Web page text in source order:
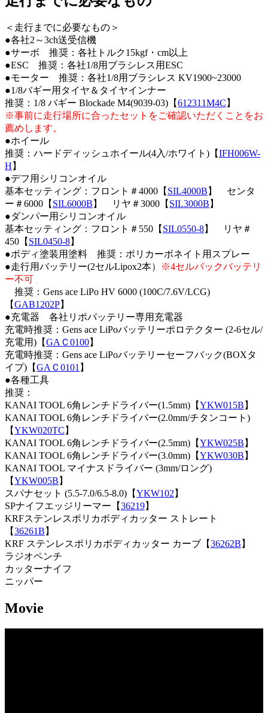
＜走行までに必要なもの＞
●各社2～3ch送受信機
●サーボ 推奨：各社トルク15kgf・cm以上
●ESC 推奨：各社1/8用ブラシレス用ESC
●モーター 推奨：各社1/8用ブラシレス KV1900~23000
●1/8バギー用タイヤ＆タイヤインナー
推奨：1/8 バギー Blockade M4(9039-03)【612311M4C 】
※事前に走行場所に合ったセットをご確認いただくことをお
薦めします。
●ホイール
推奨：ハードディッシュホイール(4入/ホワイト)【IFH006W-
H 】
●デフ用シリコンオイル
基本セッティング：フロント＃4000【 SIL4000B 】 センタ
ー＃6000【 SIL6000B 】 リヤ＃3000【 SIL3000B 】
●ダンパー用シリコンオイル
基本セッティング：フロント＃550【 SIL0550-8】 リヤ＃
450【 SIL0450-8】
●ボディ塗装用塗料 推奨：ポリカーボネイト用スプレー
●走行用バッテリー(2セルLipox2本）
※4セルパックバッテリ
ー不可
推奨：Gens ace LiPo HV 6000 (100C/7.6V/LCG)
【GAB1202P】
●充電器 各社リポバッテリー専用充電器
充電時推奨：Gens ace LiPoバッテリーポロテクター (2-6セル/
充電用)【GAＣ0100】
充電時推奨：Gens ace LiPoバッテリーセーフバック(BOXタ
イプ)【GAＣ0101 】
●各種工具
推奨：
KANAI TOOL 6角レンチドライバー(1.5mm)【YKW015B 】
KANAI TOOL 6角レンチドライバー(2.0mm/チタンコート)
【YKW020TC 】
KANAI TOOL 6角レンチドライバー(2.5mm)【YKW025B 】
KANAI TOOL 6角レンチドライバー(3.0mm)【YKW030B 】
KANAI TOOL マイナスドライバー (3mm/ロング)
【YKW005B 】
スパナセット (5.5-7.0/6.5-8.0)【YKW102】
SPナイフエッジリーマー【36219】
KRFステンレスポリカボディカッター ストレート
【36261B 】
KRF ステンレスポリカボディカッター カーブ【36262B 】
ラジオペンチ
カッターナイフ
ニッパー
Movie